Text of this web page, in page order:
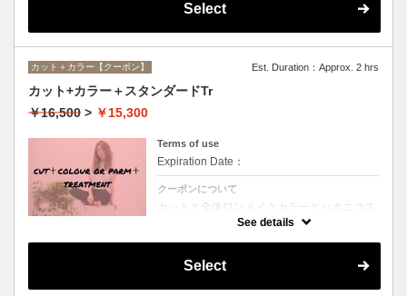
Select
カット＋カラー【クーポン】 Est. Duration：Approx. 2 hrs
カット+カラー＋スタンダードTr
￥16,500 > ￥15,300
Terms of use
Expiration Date：
クーポンについて
カットと全体ワンメイクカラーとハホニコス
ペシャルトリートメントのオススメメニュー
♪デザインや髪の状態によってお薬を塗り分
けます。シャンプー、ブロー込み。ロング料
See details
Select